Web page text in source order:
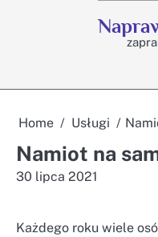
Home Usługi
Namiot na
30 lipca 2021
Każdego roku wiele